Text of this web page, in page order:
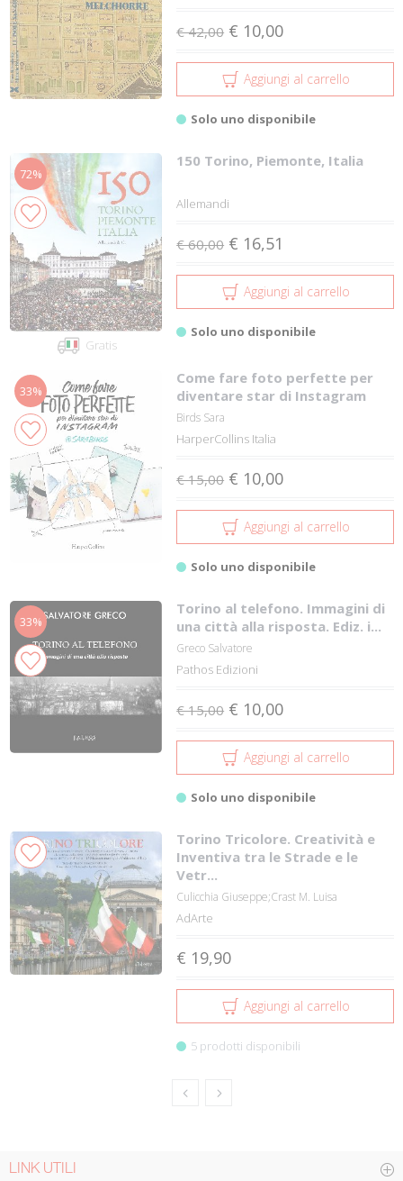
€ 42,00 € 10,00
Aggiungi al carrello
Solo uno disponibile
72%
Gratis
150 Torino, Piemonte, Italia
Allemandi
€ 60,00 € 16,51
Aggiungi al carrello
Solo uno disponibile
33%
Come fare foto perfette per
diventare star di Instagram
Birds Sara
HarperCollins Italia
€ 15,00 € 10,00
Aggiungi al carrello
Solo uno disponibile
33%
Torino al telefono. Immagini di
una città alla risposta. Ediz. i...
Greco Salvatore
Pathos Edizioni
€ 15,00 € 10,00
Aggiungi al carrello
Solo uno disponibile
Torino Tricolore. Creatività e
Inventiva tra le Strade e le
Vetr...
Culicchia Giuseppe;Crast M. Luisa
AdArte
€ 19,90
Aggiungi al carrello
5 prodotti disponibili
LINK UTILI